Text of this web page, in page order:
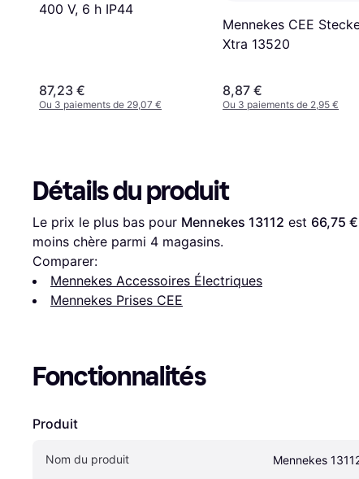
400 V, 6 h IP44
87,23 €
Ou 3 paiements de 29,07 €
Mennekes CEE
Xtra 13520
8,87 €
Ou 3 paiements de 2,95 €
Détails du produit
Le prix le plus bas pour Mennekes 13112 est 66,75 €
moins chère parmi 4 magasins.
Comparer:
Mennekes Accessoires Électriques
Mennekes Prises CEE
Fonctionnalités
Produit
Nom du produit Mennekes